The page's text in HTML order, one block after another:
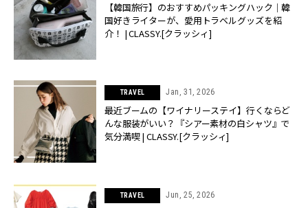
【韓国旅行】のおすすめパッキングハック｜韓
国好きライターが、愛用トラベルグッズを紹
介！ | CLASSY.[クラッシィ]
TRAVEL Jan, 31, 2026
最近ブームの【ワイナリーステイ】行くならど
んな服装がいい？『シアー素材の白シャツ』で
気分満喫 | CLASSY.[クラッシィ]
TRAVEL Jun, 25, 2026